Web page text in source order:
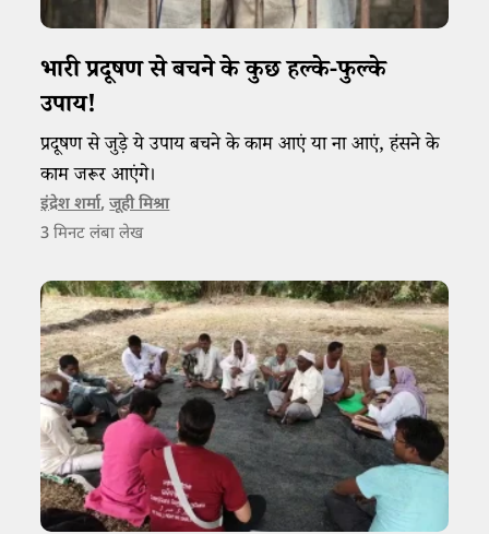
भारी प्रदूषण से बचने के कुछ हल्के-फुल्के
उपाय!
प्रदूषण से जुड़े ये उपाय बचने के काम आएं या ना आएं, हंसने के
काम जरूर आएंगे।
इंद्रेश शर्मा,जूही मिश्रा
3 मिनट लंबा लेख